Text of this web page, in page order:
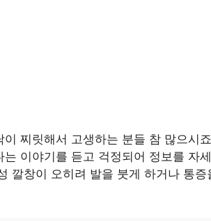
찌릿해서 고생하는 분들 참 많으시
이야기를 듣고 걱정되어 정보를 자
깔창이 오히려 발을 붓게 하거나 통증